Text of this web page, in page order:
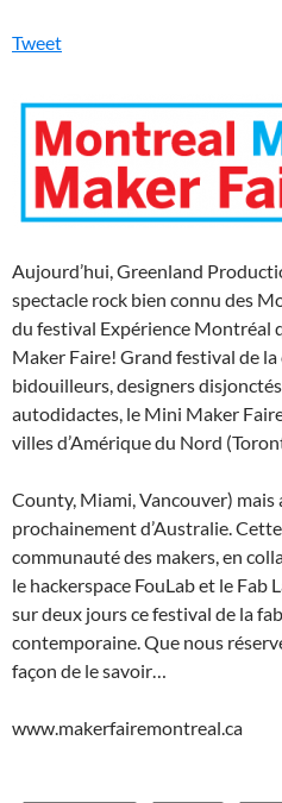
Tweet
Aujourd’hui, Greenland
spectacle rock bien connu des
du festival Expérience Montréal
Maker Faire! Grand festival de
bidouilleurs, designers
autodidactes, le Mini Maker
villes d’Amérique du Nord
County, Miami, Vancouver) mais
prochainement d’Australie.
communauté des makers, en
le hackerspace FouLab et le Fab
sur deux jours ce festival de la
contemporaine. Que nous
façon de le savoir…
www.makerfairemontreal.ca